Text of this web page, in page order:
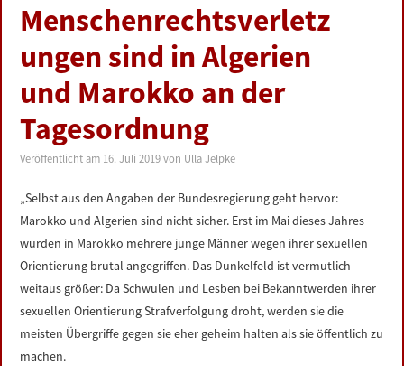
ZUR PERSON
LINKS
DATENSCHUTZERKLÄRUNG
IMPRESSUM
Menschenrechtsverletz
ungen sind in Algerien
und Marokko an der
Tagesordnung
Veröffentlicht am 16. Juli 2019 von Ulla Jelpke
„Selbst aus den Angaben der Bundesregierung geht hervor:
Marokko und Algerien sind nicht sicher. Erst im Mai dieses Jahres
wurden in Marokko mehrere junge Männer wegen ihrer sexuellen
Orientierung brutal angegriffen. Das Dunkelfeld ist vermutlich
weitaus größer: Da Schwulen und Lesben bei Bekanntwerden ihrer
sexuellen Orientierung Strafverfolgung droht, werden sie die
meisten Übergriffe gegen sie eher geheim halten als sie öffentlich zu
machen.